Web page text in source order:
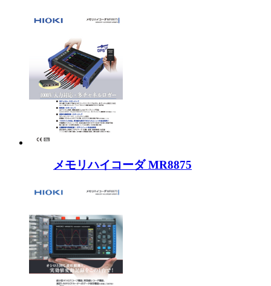
メモリハイコーダ MR8875